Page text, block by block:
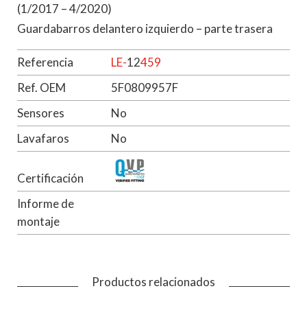
(1/2017 – 4/2020)
Guardabarros delantero izquierdo – parte trasera
Referencia LE-12459
Ref. OEM
5F0809957F
Sensores
No
Lavafaros
No
Certificación
Informe de
montaje
Productos relacionados